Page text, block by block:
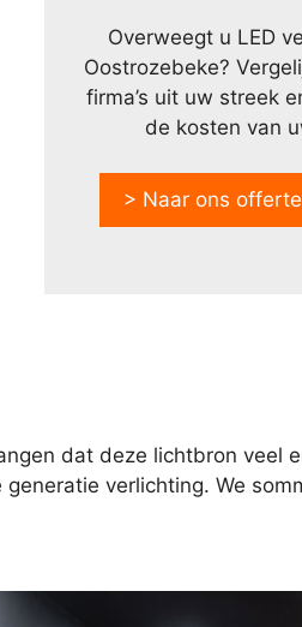
Overweegt u LED
Oostrozebeke?
firma’s uit uw streek
de kosten van
> Naar ons
dat deze lichtbron veel
verlichting. We